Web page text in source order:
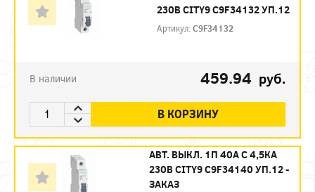
230В CITY9 C9F34132 УП.12
Артикул:C9F34132
В наличии 459.94 руб.
В КОРЗИНУ
АВТ. ВЫКЛ. 1П 40А С 4,5КА
230В CITY9 C9F34140 УП.12 -
ЗАКАЗ